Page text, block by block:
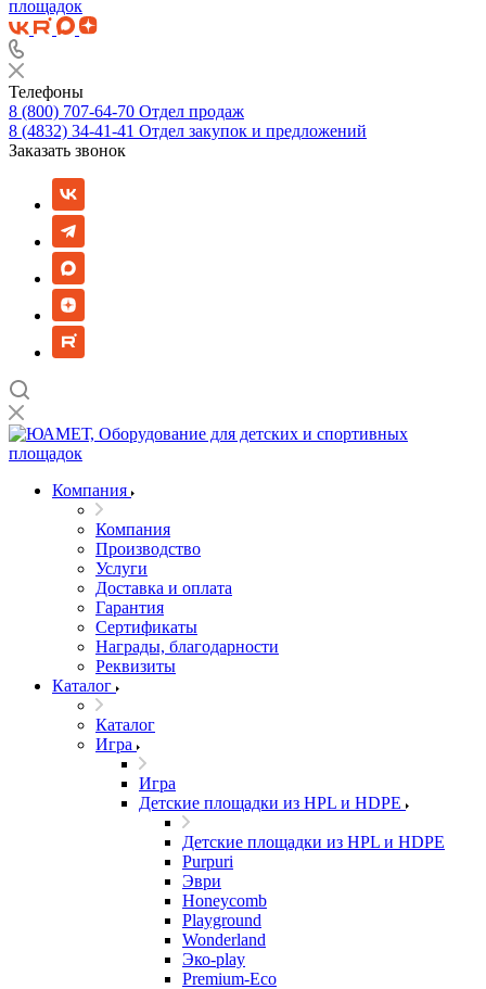
Телефоны
8 (800) 707-64-70 Отдел продаж
8 (4832) 34-41-41 Отдел закупок и предложений
Заказать звонок
Компания
Компания
Производство
Услуги
Доставка и оплата
Гарантия
Сертификаты
Награды, благодарности
Реквизиты
Каталог
Каталог
Игра
Игра
Детские площадки из HPL и HDPE
Детские площадки из HPL и HDPE
Purpuri
Эври
Honeycomb
Playground
Wonderland
Эко-play
Premium-Eco